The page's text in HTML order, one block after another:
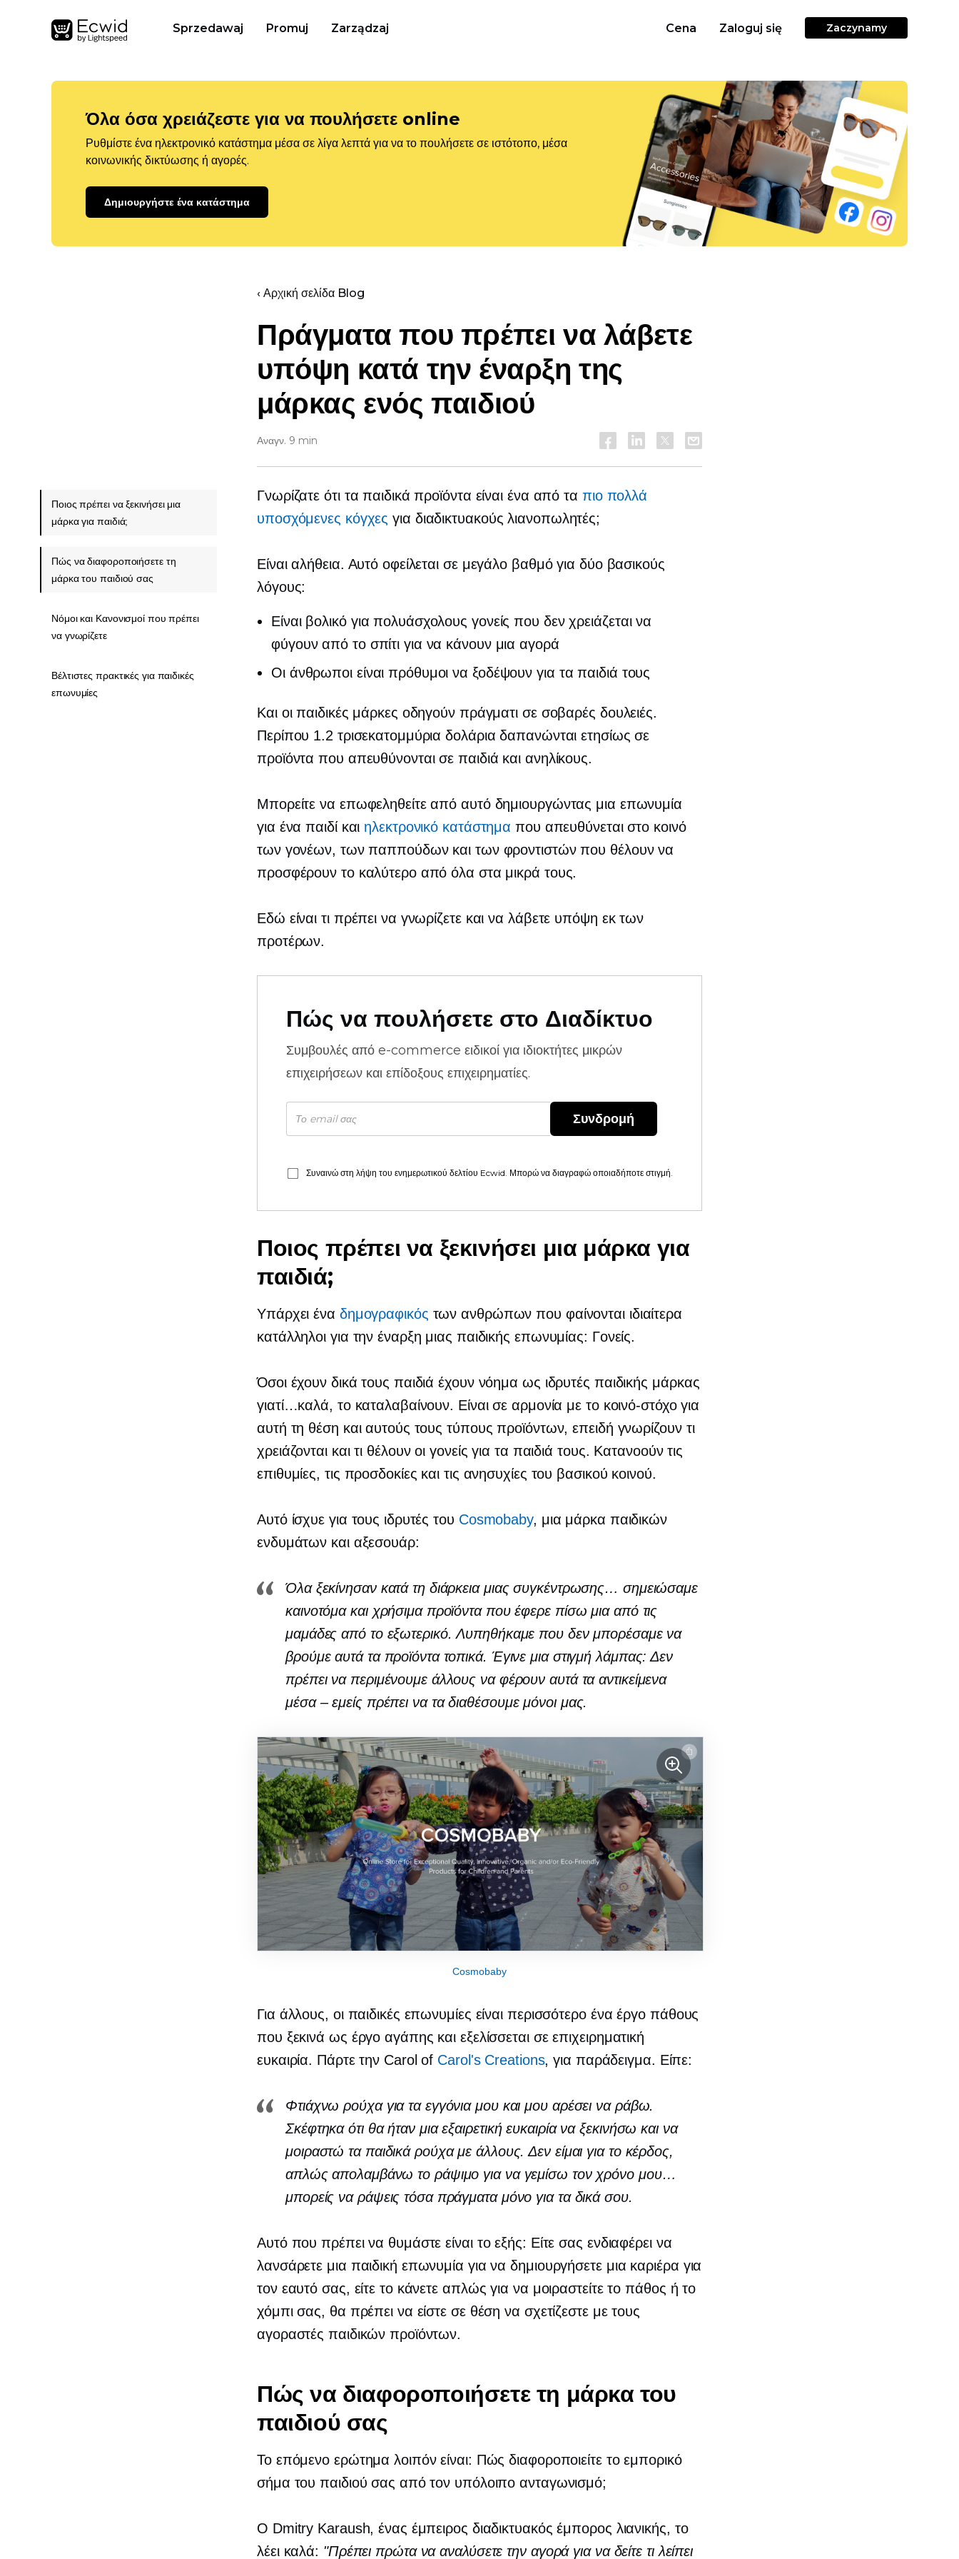
Sprzedawaj Promuj Zarządzaj Cena Zaloguj się Zaczynamy
Όλα όσα χρειάζεστε για να πουλήσετε online
Ρυθμίστε ένα ηλεκτρονικό κατάστημα μέσα σε λίγα λεπτά για να το πουλήσετε σε ιστότοπο, μέσα
κοινωνικής δικτύωσης ή αγορές.
Δημιουργήστε ένα κατάστημα
‹ Αρχική σελίδα Blog
Πράγματα που πρέπει να λάβετε
υπόψη κατά την έναρξη της
μάρκας ενός παιδιού
Αναγν. 9 min
Γνωρίζατε ότι τα παιδικά προϊόντα είναι ένα από τα πιο πολλά
υποσχόμενες κόγχες για διαδικτυακούς λιανοπωλητές;
Είναι αλήθεια. Αυτό οφείλεται σε μεγάλο βαθμό για δύο βασικούς
λόγους:
Είναι βολικό για πολυάσχολους γονείς που δεν χρειάζεται να
φύγουν από το σπίτι για να κάνουν μια αγορά
Οι άνθρωποι είναι πρόθυμοι να ξοδέψουν για τα παιδιά τους
Και οι παιδικές μάρκες οδηγούν πράγματι σε σοβαρές δουλειές.
Περίπου 1.2 τρισεκατομμύρια δολάρια δαπανώνται ετησίως σε
προϊόντα που απευθύνονται σε παιδιά και ανηλίκους.
Μπορείτε να επωφεληθείτε από αυτό δημιουργώντας μια επωνυμία
για ένα παιδί και ηλεκτρονικό κατάστημα που απευθύνεται στο κοινό
των γονέων, των παππούδων και των φροντιστών που θέλουν να
προσφέρουν το καλύτερο από όλα στα μικρά τους.
Εδώ είναι τι πρέπει να γνωρίζετε και να λάβετε υπόψη εκ των
προτέρων.
Πώς να πουλήσετε στο Διαδίκτυο
Συμβουλές από e-commerce ειδικοί για ιδιοκτήτες μικρών
επιχειρήσεων και επίδοξους επιχειρηματίες.
Συνδρομή
Συναινώ στη λήψη του ενημερωτικού δελτίου Ecwid. Μπορώ να διαγραφώ οποιαδήποτε στιγμή.
Ποιος πρέπει να ξεκινήσει μια μάρκα για
παιδιά;
Υπάρχει ένα δημογραφικός των ανθρώπων που φαίνονται ιδιαίτερα
κατάλληλοι για την έναρξη μιας παιδικής επωνυμίας: Γονείς.
Όσοι έχουν δικά τους παιδιά έχουν νόημα ως ιδρυτές παιδικής μάρκας
γιατί…καλά, το καταλαβαίνουν. Είναι σε αρμονία με το κοινό-στόχο για
αυτή τη θέση και αυτούς τους τύπους προϊόντων, επειδή γνωρίζουν τι
χρειάζονται και τι θέλουν οι γονείς για τα παιδιά τους. Κατανοούν τις
επιθυμίες, τις προσδοκίες και τις ανησυχίες του βασικού κοινού.
Αυτό ίσχυε για τους ιδρυτές του Cosmobaby, μια μάρκα παιδικών
ενδυμάτων και αξεσουάρ:
Όλα ξεκίνησαν κατά τη διάρκεια μιας συγκέντρωσης… σημειώσαμε
καινοτόμα και χρήσιμα προϊόντα που έφερε πίσω μια από τις
μαμάδες από το εξωτερικό. Λυπηθήκαμε που δεν μπορέσαμε να
βρούμε αυτά τα προϊόντα τοπικά. Έγινε μια στιγμή λάμπας: Δεν
πρέπει να περιμένουμε άλλους να φέρουν αυτά τα αντικείμενα
μέσα – εμείςπρέπει να τα διαθέσουμε μόνοι μας.
Cosmobaby
Για άλλους, οι παιδικές επωνυμίες είναι περισσότερο ένα έργο πάθους
που ξεκινά ως έργο αγάπης και εξελίσσεται σε επιχειρηματική
ευκαιρία. Πάρτε την Carol of Carol's Creations, για παράδειγμα. Είπε:
Φτιάχνω ρούχα για τα εγγόνια μου και μου αρέσει να ράβω.
Σκέφτηκα ότι θα ήταν μια εξαιρετική ευκαιρία να ξεκινήσω και να
μοιραστώ τα παιδικά ρούχα με άλλους. Δεν είμαι για το κέρδος,
απλώς απολαμβάνω το ράψιμο για να γεμίσω τον χρόνο μου…
μπορείς να ράψεις τόσα πράγματα μόνο για τα δικά σου.
Αυτό που πρέπει να θυμάστε είναι το εξής: Είτε σας ενδιαφέρει να
λανσάρετε μια παιδική επωνυμία για να δημιουργήσετε μια καριέρα για
τον εαυτό σας, είτε το κάνετε απλώς για να μοιραστείτε το πάθος ή το
χόμπι σας, θα πρέπει να είστε σε θέση να σχετίζεστε με τους
αγοραστές παιδικών προϊόντων.
Πώς να διαφοροποιήσετε τη μάρκα του
παιδιού σας
Το επόμενο ερώτημα λοιπόν είναι: Πώς διαφοροποιείτε το εμπορικό
σήμα του παιδιού σας από τον υπόλοιπο ανταγωνισμό;
Ο Dmitry Karaush, ένας έμπειρος διαδικτυακός έμπορος λιανικής, το
λέει καλά: "Πρέπει πρώτα να αναλύσετε την αγορά για να δείτε τι λείπει
Ποιος πρέπει να ξεκινήσει μια
μάρκα για παιδιά;
Πώς να διαφοροποιήσετε τη
μάρκα του παιδιού σας
Νόμοι και Κανονισμοί που πρέπει
να γνωρίζετε
Βέλτιστες πρακτικές για παιδικές
επωνυμίες